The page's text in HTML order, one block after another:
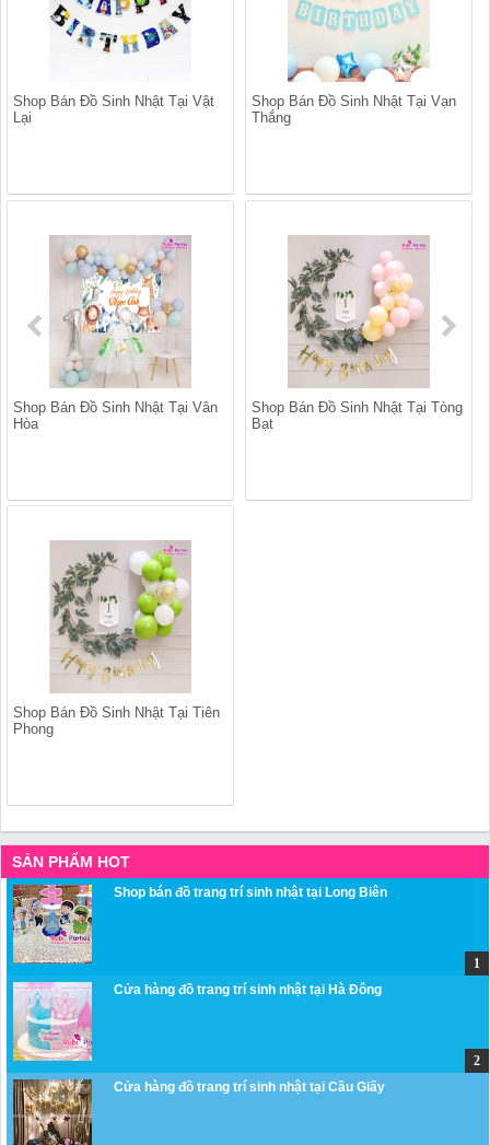
Shop Bán Đồ Sinh Nhật Tại Vật
Lại
Shop Bán Đồ Sinh Nhật Tại Vạn
Thắng
Shop Bán Đồ Sinh Nhật Tại Vân
Hòa
Shop Bán Đồ Sinh Nhật Tại Tòng
Bạt
Shop Bán Đồ Sinh Nhật Tại Tiên
Phong
SẢN PHẨM HOT
Shop bán đồ trang trí sinh nhật tại Long Biên
Cửa hàng đồ trang trí sinh nhật tại Hà Đông
Cửa hàng đồ trang trí sinh nhật tại Cầu Giấy